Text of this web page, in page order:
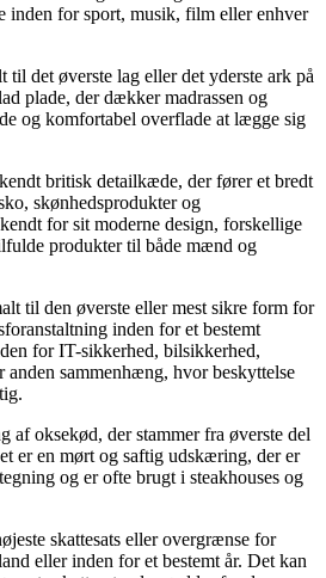
inden for sport, musik, film eller enhver
til det øverste lag eller det yderste ark på
plade, der dækker madrassen og
og komfortabel overflade at lægge sig
britisk detailkæde, der fører et bredt
skønhedsprodukter og
for sit moderne design, forskellige
produkter til både mænd og
til den øverste eller mest sikre form for
inden for et bestemt
for IT-sikkerhed, bilsikkerhed,
sammenhæng, hvor beskyttelse
af oksekød, der stammer fra øverste del
er en mørt og saftig udskæring, der er
og er ofte brugt i steakhouses og
skattesats eller overgrænse for
eller inden for et bestemt år. Det kan